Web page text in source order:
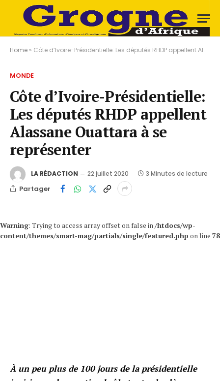
Home » Côte d’Ivoire-Présidentielle: Les députés RHDP appellent Alassane Ouattara à se représenter
MONDE
Côte d’Ivoire-Présidentielle:
Les députés RHDP appellent
Alassane Ouattara à se
représenter
LA RÉDACTION 22 juillet 2020 3 Minutes de lecture
Partager
Warning: Trying to access array offset on false in/htdocs/wp-
content/themes/smart-mag/partials/single/featured.php on line 78
À un peu plus de 100 jours de la présidentielle